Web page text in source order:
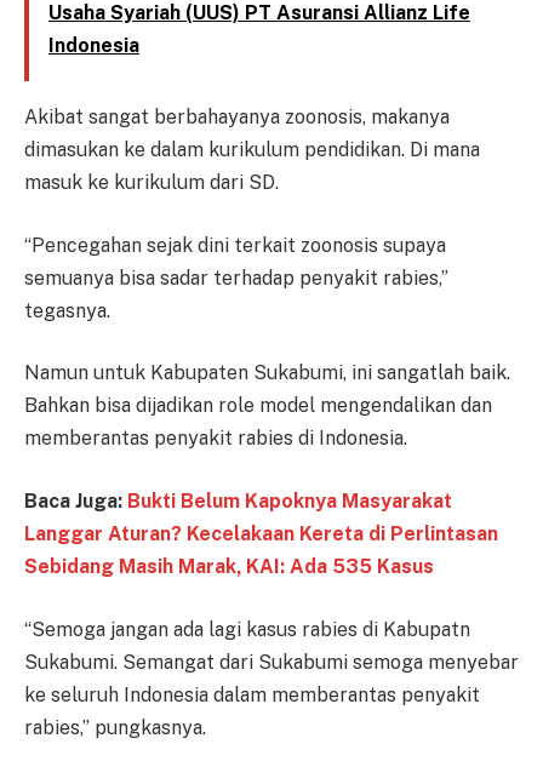
Usaha Syariah (UUS) PT Asuransi Allianz Life
Indonesia
Akibat sangat berbahayanya zoonosis, makanya
dimasukan ke dalam kurikulum pendidikan. Di mana
masuk ke kurikulum dari SD.
“Pencegahan sejak dini terkait zoonosis supaya
semuanya bisa sadar terhadap penyakit rabies,”
tegasnya.
Namun untuk Kabupaten Sukabumi, ini sangatlah baik.
Bahkan bisa dijadikan role model mengendalikan dan
memberantas penyakit rabies di Indonesia.
Baca Juga: Bukti Belum Kapoknya Masyarakat
Langgar Aturan? Kecelakaan Kereta di Perlintasan
Sebidang Masih Marak, KAI: Ada 535 Kasus
“Semoga jangan ada lagi kasus rabies di Kabupatn
Sukabumi. Semangat dari Sukabumi semoga menyebar
ke seluruh Indonesia dalam memberantas penyakit
rabies,” pungkasnya.